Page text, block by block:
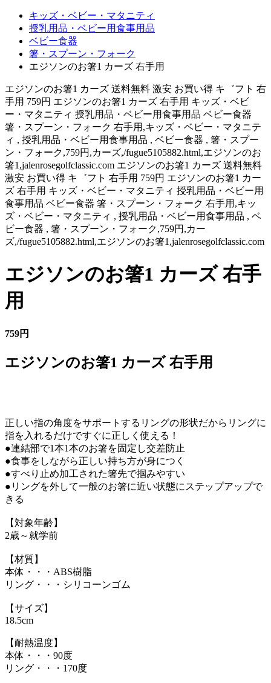
キッズ・ベビー・マタニティ
授乳用品・ベビー用食事用品
ベビー食器
箸・スプーン・フォーク
エジソンのお箸1 カーズ 右手用
エジソンのお箸1 カーズ 送料無料 激安 お買い得 キ゛フト 右
手用 759円 エジソンのお箸1 カーズ 右手用 キッズ・ベビ
ー・マタニティ 授乳用品・ベビー用食事用品 ベビー食器
箸・スプーン・フォーク 右手用,キッズ・ベビー・マタニテ
ィ , 授乳用品・ベビー用食事用品 , ベビー食器 , 箸・スプー
ン・フォーク,759円,カーズ,/fugue5105882.html,エジソンのお
箸1,jalenrosegolfclassic.com エジソンのお箸1 カーズ 送料無料
激安 お買い得 キ゛フト 右手用 759円 エジソンのお箸1 カー
ズ 右手用 キッズ・ベビー・マタニティ 授乳用品・ベビー用
食事用品 ベビー食器 箸・スプーン・フォーク 右手用,キッ
ズ・ベビー・マタニティ , 授乳用品・ベビー用食事用品 , ベ
ビー食器 , 箸・スプーン・フォーク,759円,カー
ズ,/fugue5105882.html,エジソンのお箸1,jalenrosegolfclassic.com
エジソンのお箸1 カーズ 右手
用
759円
エジソンのお箸1 カーズ 右手用
正しい指の角度をサポートするリングの形状だからリングに
指を入れるだけですぐに正しく使える！
●連結部で1本1本のお箸を固定し交差防止
●食事をしながら正しい持ち方が身につく
●すべり止め加工された箸先で掴みやすい
●リングを外して一般のお箸に近い状態にステップアップで
きる
【対象年齢】
2歳～就学前
【材質】
本体・・・ABS樹脂
リング・・・シリコーンゴム
【サイズ】
18.5cm
【耐熱温度】
本体・・・90度
リング・・・170度